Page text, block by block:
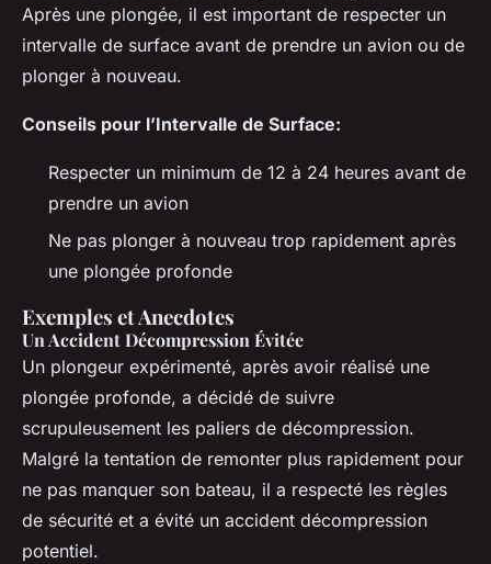
Après une plongée, il est important de respecter un
intervalle de surface avant de prendre un avion ou de
plonger à nouveau.
Conseils pour l’Intervalle de Surface:
Respecter un minimum de 12 à 24 heures avant de
prendre un avion
Ne pas plonger à nouveau trop rapidement après
une plongée profonde
Exemples et Anecdotes
Un Accident Décompression Évitée
Un plongeur expérimenté, après avoir réalisé une
plongée profonde, a décidé de suivre
scrupuleusement les paliers de décompression.
Malgré la tentation de remonter plus rapidement pour
ne pas manquer son bateau, il a respecté les règles
de sécurité et a évité un accident décompression
potentiel.